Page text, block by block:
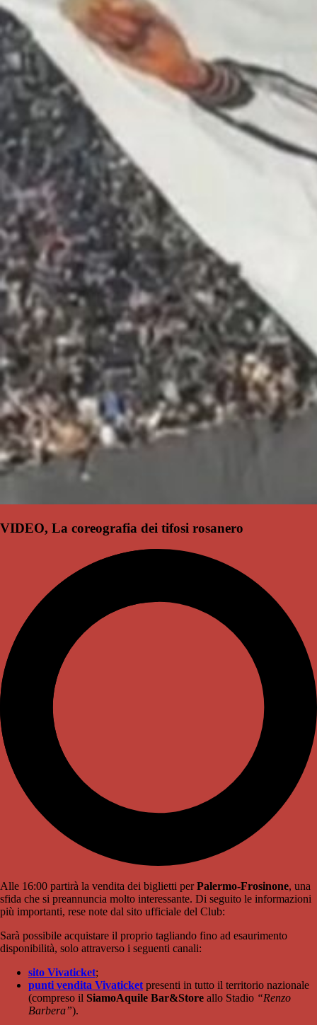
VIDEO, La coreografia dei tifosi rosanero
Alle 16:00 partirà la vendita dei biglietti perPalermo-Frosinone, una
sfida che si preannuncia molto interessante. Di seguito le informazioni
più importanti, rese note dal sito ufficiale del Club:
Sarà possibile acquistare il proprio tagliando fino ad esaurimento
disponibilità, solo attraverso i seguenti canali:
sito Vivaticket;
punti vendita Vivaticketpresenti in tutto il territorio nazionale
(compreso il SiamoAquile Bar&Store allo Stadio “Renzo
Barbera”).